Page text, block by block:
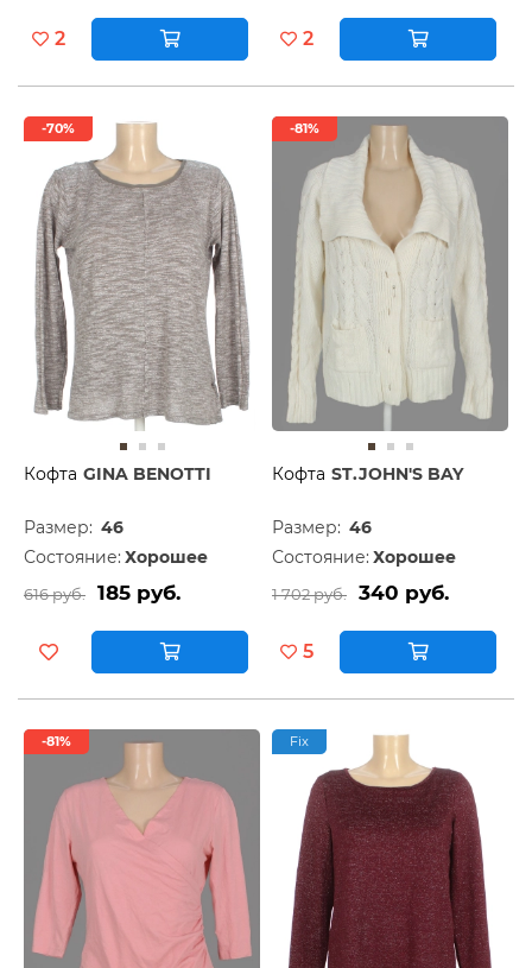
2 2
-70%
Кофта GINA BENOTTI
Размер: 46
Состояние: Хорошее
616 руб. 185 руб.
-81%
Кофта ST.JOHN'S BAY
Размер: 46
Состояние: Хорошее
1 702 руб. 340 руб.
5
-81% Fix